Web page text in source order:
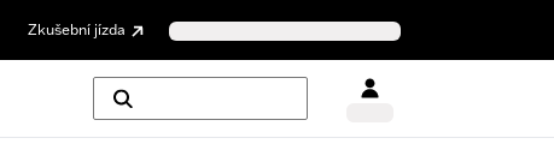
Zkušební jízda